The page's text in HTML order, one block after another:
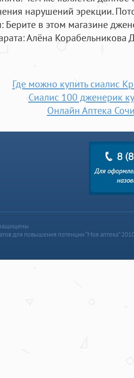
нарушений эрекции.
в этом магазине
Алёна Корабельникова
Где можно купить сиалис
Сиалис 100 дженерик
Онлайн Аптека
для повышения потенции “Моя аптека”